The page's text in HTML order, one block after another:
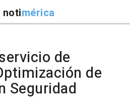
notimérica
de
de
Seguridad